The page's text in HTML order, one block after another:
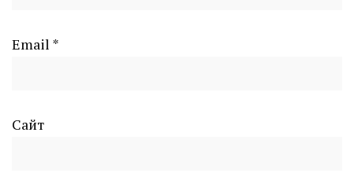
Email *
Сайт